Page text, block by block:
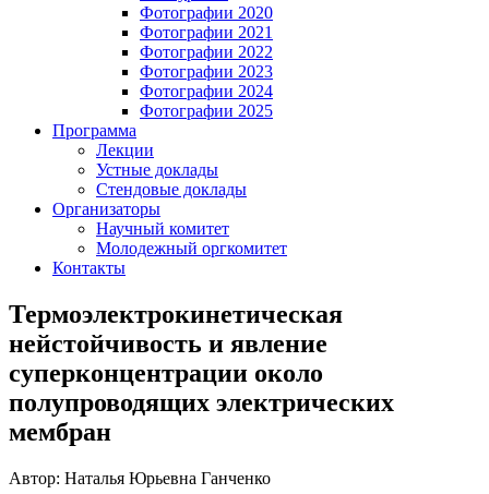
Фотографии 2020
Фотографии 2021
Фотографии 2022
Фотографии 2023
Фотографии 2024
Фотографии 2025
Программа
Лекции
Устные доклады
Стендовые доклады
Организаторы
Научный комитет
Молодежный оргкомитет
Контакты
Термоэлектрокинетическая
нейстойчивость и явление
суперконцентрации около
полупроводящих электрических
мембран
Автор: Наталья Юрьевна Ганченко